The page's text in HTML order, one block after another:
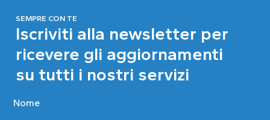
SEMPRE CON TE
Iscriviti alla newsletter per
ricevere gli aggiornamenti
su tutti i nostri servizi
Nome